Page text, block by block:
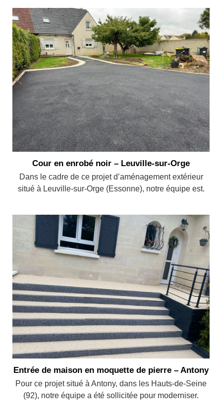
Cour en enrobé noir – Leuville-sur-Orge
Dans le cadre de ce projet d’aménagement extérieur
situé à Leuville-sur-Orge (Essonne), notre équipe est.
Entrée de maison en moquette de pierre – Antony
Pour ce projet situé à Antony, dans les Hauts-de-Seine
(92), notre équipe a été sollicitée pour moderniser.